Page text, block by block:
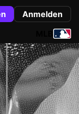
Anmelden